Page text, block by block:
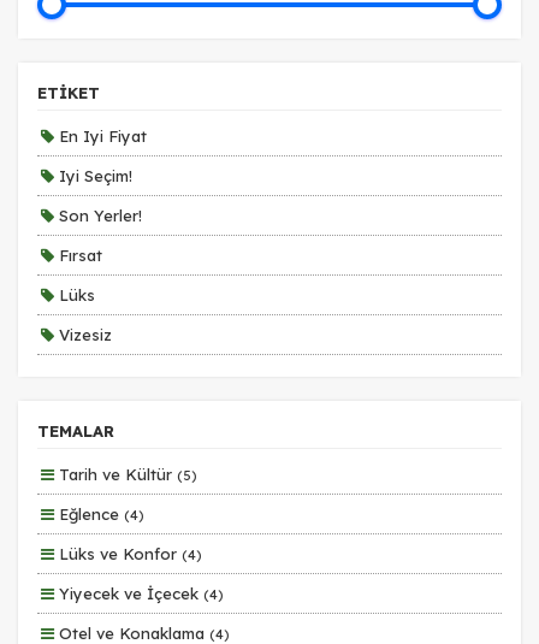
ETİKET
En Iyi Fiyat
Iyi Seçim!
Son Yerler!
Fırsat
Lüks
Vizesiz
Planlanan
Otobüs Ile
Uçak Ile
Ekstralar Dahil
TEMALAR
Tarih ve Kültür (5)
Eğlence (4)
Lüks ve Konfor (4)
Yiyecek ve İçecek (4)
Otel ve Konaklama (4)